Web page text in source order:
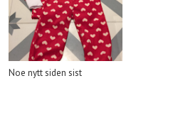
Noe nytt siden sist